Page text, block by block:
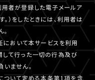
者が登録した電子メールア
）をしたときには、利用者は
において本サービスを利用
して行った一切の行為及び
ません。
ついて定める本条第1項を含